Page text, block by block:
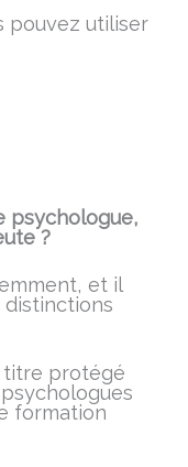
pouvez utiliser
psychologue,
?
et il
titre protégé
formation